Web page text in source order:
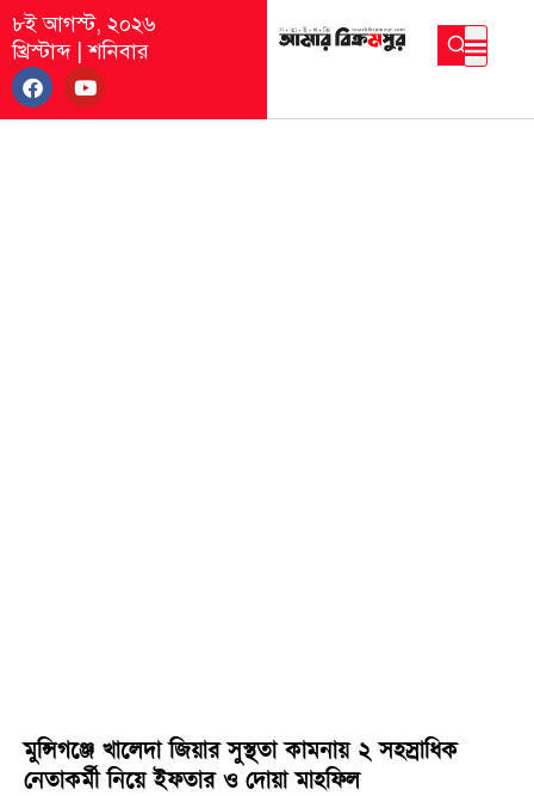
৮ই আগস্ট, ২০২৬
খ্রিস্টাব্দ|শনিবার
মুন্সিগঞ্জে খালেদা জিয়ার সুস্থতা কামনায় ২ সহস্রাধিক
নেতাকর্মী নিয়ে ইফতার ও দোয়া মাহফিল